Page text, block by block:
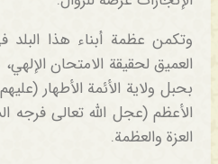
‏وتكمن عظمة أبناء هذا البلد
العميق لحقيقة الامتحان
بحبل ولاية الأئمة الأطهار
الأعظم (عجل الله تعالى
العزة والعظمة.